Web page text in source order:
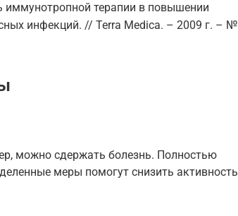
терапии в повышении
инфекций. // Terra Medica. – 2009 г. – №
можно сдержать болезнь. Полностью
меры помогут снизить активность